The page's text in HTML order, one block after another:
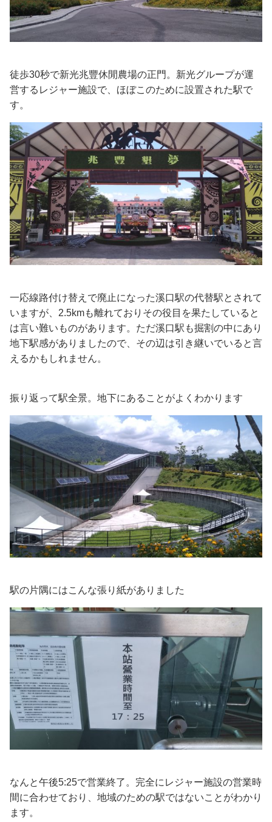
徒歩30秒で新光兆豐休閒農場の正門。新光グループが運
営するレジャー施設で、ほぼこのために設置された駅で
す。
一応線路付け替えで廃止になった溪口駅の代替駅とされて
いますが、2.5kmも離れておりその役目を果たしていると
は言い難いものがあります。ただ溪口駅も掘割の中にあり
地下駅感がありましたので、その辺は引き継いでいると言
えるかもしれません。
振り返って駅全景。地下にあることがよくわかります
駅の片隅にはこんな張り紙がありました
なんと午後5:25で営業終了。完全にレジャー施設の営業時
間に合わせており、地域のための駅ではないことがわかり
ます。